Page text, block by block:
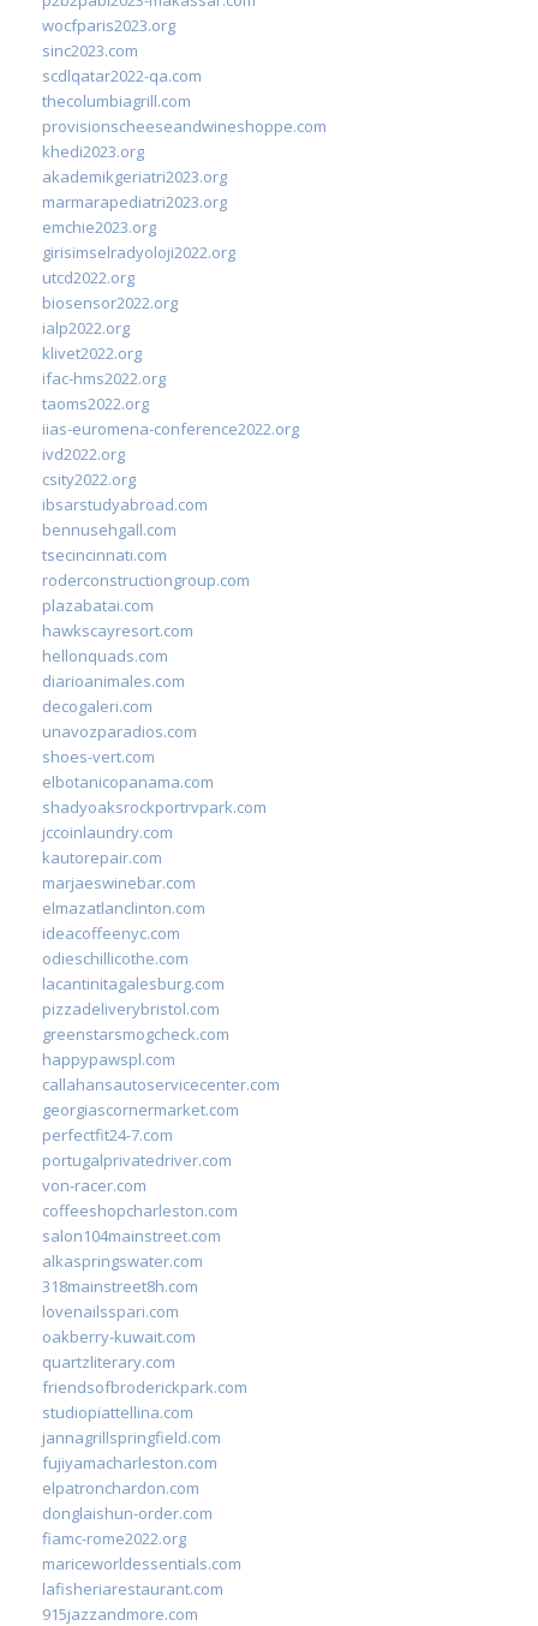
wocfparis2023.org
sinc2023.com
scdlqatar2022-qa.com
thecolumbiagrill.com
provisionscheeseandwineshoppe.com
khedi2023.org
akademikgeriatri2023.org
marmarapediatri2023.org
emchie2023.org
girisimselradyoloji2022.org
utcd2022.org
biosensor2022.org
ialp2022.org
klivet2022.org
ifac-hms2022.org
taoms2022.org
iias-euromena-conference2022.org
ivd2022.org
csity2022.org
ibsarstudyabroad.com
bennusehgall.com
tsecincinnati.com
roderconstructiongroup.com
plazabatai.com
hawkscayresort.com
hellonquads.com
diarioanimales.com
decogaleri.com
unavozparadios.com
shoes-vert.com
elbotanicopanama.com
shadyoaksrockportrvpark.com
jccoinlaundry.com
kautorepair.com
marjaeswinebar.com
elmazatlanclinton.com
ideacoffeenyc.com
odieschillicothe.com
lacantinitagalesburg.com
pizzadeliverybristol.com
greenstarsmogcheck.com
happypawspl.com
callahansautoservicecenter.com
georgiascornermarket.com
perfectfit24-7.com
portugalprivatedriver.com
von-racer.com
coffeeshopcharleston.com
salon104mainstreet.com
alkaspringswater.com
318mainstreet8h.com
lovenailsspari.com
oakberry-kuwait.com
quartzliterary.com
friendsofbroderickpark.com
studiopiattellina.com
jannagrillspringfield.com
fujiyamacharleston.com
elpatronchardon.com
donglaishun-order.com
fiamc-rome2022.org
mariceworldessentials.com
lafisheriarestaurant.com
915jazzandmore.com